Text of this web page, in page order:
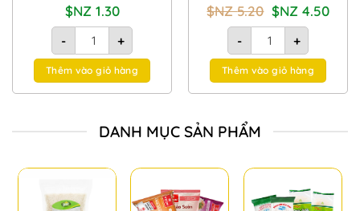
$NZ 1.30
-
Bột ngũ vị hương Ông Chà Và gói 10g số lượng
+
Thêm vào giỏ hàng
$NZ5.20 Giá
gốc
là:
$NZ
5.20.
$NZ 4.50Giá
hiện
-
Xốt lẩu thái Barona
+
Thêm vào giỏ hàng
DANH MỤC SẢN PHẨM